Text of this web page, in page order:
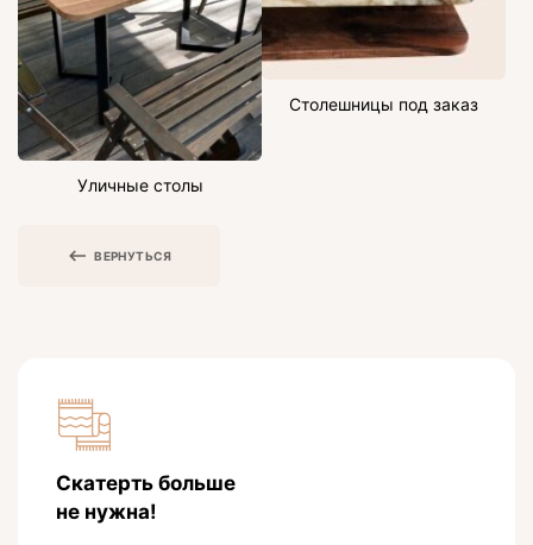
Уличные столы
Столешницы под заказ
ВЕРНУТЬСЯ
Скатерть больше
не нужна!